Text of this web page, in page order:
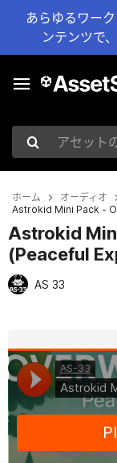
あらゆるワー
ンテンツで
アセットの検索
ホーム オーディオ
Astrokid Mini Pack -
Astrokid
(Peaceful
AS 33